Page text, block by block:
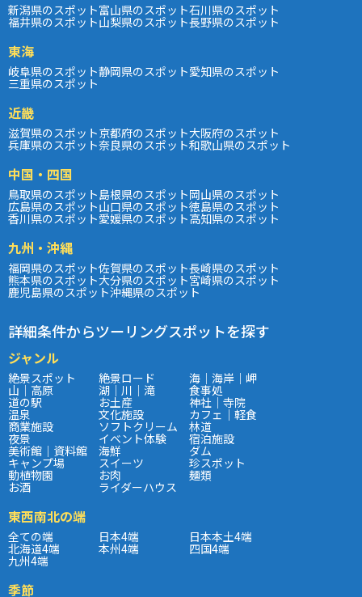
新潟県のスポット富山県のスポット石川県のスポット
福井県のスポット山梨県のスポット長野県のスポット
東海
岐阜県のスポット静岡県のスポット愛知県のスポット
三重県のスポット
近畿
滋賀県のスポット京都府のスポット大阪府のスポット
兵庫県のスポット奈良県のスポット和歌山県のスポット
中国・四国
鳥取県のスポット島根県のスポット岡山県のスポット
広島県のスポット山口県のスポット徳島県のスポット
香川県のスポット愛媛県のスポット高知県のスポット
九州・沖縄
福岡県のスポット佐賀県のスポット長崎県のスポット
熊本県のスポット大分県のスポット宮崎県のスポット
鹿児島県のスポット沖縄県のスポット
詳細条件からツーリングスポットを探す
ジャンル
絶景スポット 絶景ロード 海｜海岸｜岬
山｜高原 湖｜川｜滝 食事処
道の駅 お土産 神社｜寺院
温泉 文化施設 カフェ｜軽食
商業施設 ソフトクリーム 林道
夜景 イベント体験 宿泊施設
美術館｜資料館 海鮮 ダム
キャンプ場 スイーツ 珍スポット
動植物園 お肉 麺類
お酒 ライダーハウス
東西南北の端
全ての端 日本4端 日本本土4端
北海道4端 本州4端 四国4端
九州4端
季節